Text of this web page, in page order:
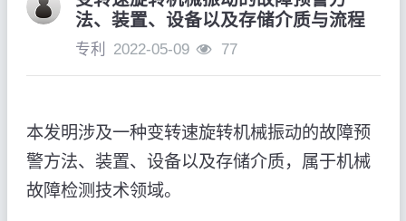
法、装置、设备以及存储介质与流程
专利 2022-05-09 77
本发明涉及一种变转速旋转机械振动的故障预
警方法、装置、设备以及存储介质，属于机械
故障检测技术领域。